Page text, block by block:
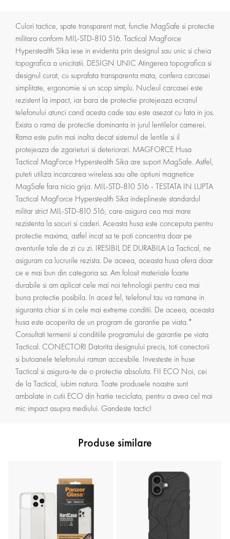
Culori tactice, spate transparent mat, functie MagSafe si protectie
militara conform MIL-STD-810 516. Tactical MagForce
Hyperstealth Sika iese in evidenta prin designul sau unic si cheia
topografica a unicitatii. DESIGN UNIC Atingerea topografica si
designul curat, cu suprafata transparenta mata, confera carcasei
simplitate, ergonomie si un scop simplu. Nucleul carcasei este
rezistent la impact, iar bara de protectie protejeaza ecranul
telefonului atunci cand acesta cade sau este asezat cu fata in jos.
Exista o rama de protectie dominanta in jurul lentilelor camerei.
Rama este putin mai inalta decat sistemul de lentile si il
protejeaza de zgarieturi si deteriorari. MAGFORCE Husa
Tactical MagForce Hyperstealth Sika are suport MagSafe. Astfel,
puteti utiliza incarcarea wireless sau alte optiuni magnetice
MagSafe fara nicio grija. MIL-STD-810 516 - TESTATA IN LUPTA
Tactical MagForce Hyperstealth Sika indeplineste standardul
militar strict MIL-STD-810 516, care asigura cea mai mare
rezistenta la socuri si caderi. Aceasta husa este conceputa pentru
protectie maxima, astfel incat sa te poti concentra doar pe
aventurile tale de zi cu zi. IRESIBIL DE DURABILA La Tactical, ne
asiguram ca lucrurile rezista. De aceea, aceasta husa ofera doar
ce e mai bun din categoria sa. Am folosit materiale foarte
durabile si am aplicat cele mai noi tehnologii pentru cea mai
buna protectie posibila. In acest fel, telefonul tau va ramane in
siguranta chiar si in cele mai extreme conditii. De aceea, aceasta
husa este acoperita de un program de garantie pe viata.*
Consultati termenii si conditiile programului de garantie pe viata
Tactical. CONECTORI Datorita designului precis, toti conectorii
si butoanele telefonului raman accesibile. Investeste in huse
Tactical si asigura-te de o protectie absoluta. FII ECO Noi, cei
de la Tactical, iubim natura. Toate produsele noastre sunt
ambalate in cutii ECO din hartie reciclata, pentru a avea cel mai
mic impact asupra mediului. Gandeste tactic!
Produse similare